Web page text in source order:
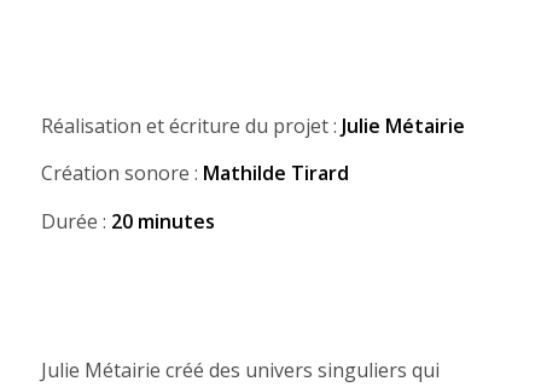
Réalisation et écriture du projet : Julie Métairie
Création sonore : Mathilde Tirard
Durée : 20 minutes
Julie Métairie créé des univers singuliers qui